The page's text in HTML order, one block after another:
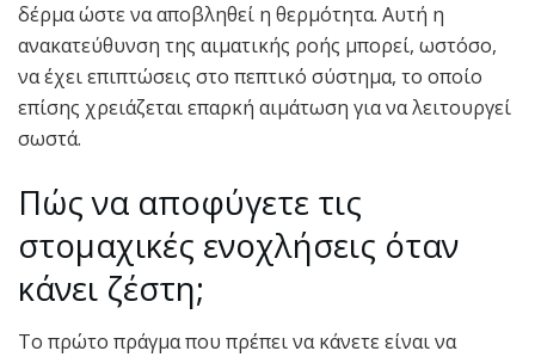
δέρμα ώστε να αποβληθεί η θερμότητα. Αυτή η
ανακατεύθυνση της αιματικής ροής μπορεί, ωστόσο,
να έχει επιπτώσεις στο πεπτικό σύστημα, το οποίο
επίσης χρειάζεται επαρκή αιμάτωση για να λειτουργεί
σωστά.
Πώς να αποφύγετε τις
στομαχικές ενοχλήσεις όταν
κάνει ζέστη;
Το πρώτο πράγμα που πρέπει να κάνετε είναι να